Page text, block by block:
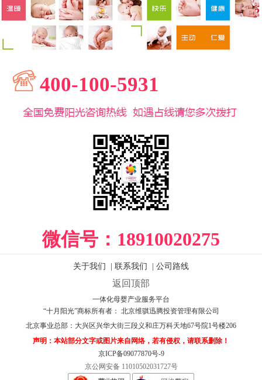
400-100-5931
微信号： 18910020275
关于我们 联系我们 公司路线
返回顶部
一体化母婴产业服务平台
“十月阳光”商标所有者： 北京维骐迅腾投资管理有限公司
北京事业总部： 大兴区兴华大街三段义和庄万科天地67号院1号楼206
声明：本站部分文字或图片来自网络，若有侵权，请联系删除！
京ICP备09077870号-9
京公网安备 11010502031727号